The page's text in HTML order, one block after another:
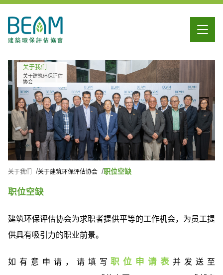
关于我们
关于建筑环保评估
协会
关于我们 关于建筑环保评估协会 职位空缺
职位空缺
建筑环保评估协会为求职者提供平等的工作机会，为员工提
供具有吸引力的职业前景。
如有意申请，请填写职位申请表并发送至